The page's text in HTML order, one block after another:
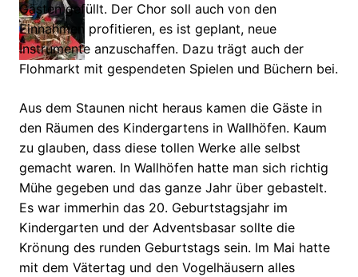
Gästen gefüllt. Der Chor soll auch von den
Einnahmen profitieren, es ist geplant, neue
Instrumente anzuschaffen. Dazu trägt auch der
Flohmarkt mit gespendeten Spielen und Büchern bei.
Aus dem Staunen nicht heraus kamen die Gäste in
den Räumen des Kindergartens in Wallhöfen. Kaum
zu glauben, dass diese tollen Werke alle selbst
gemacht waren. In Wallhöfen hatte man sich richtig
Mühe gegeben und das ganze Jahr über gebastelt.
Es war immerhin das 20. Geburtstagsjahr im
Kindergarten und der Adventsbasar sollte die
Krönung des runden Geburtstags sein. Im Mai hatte
mit dem Vätertag und den Vogelhäusern alles